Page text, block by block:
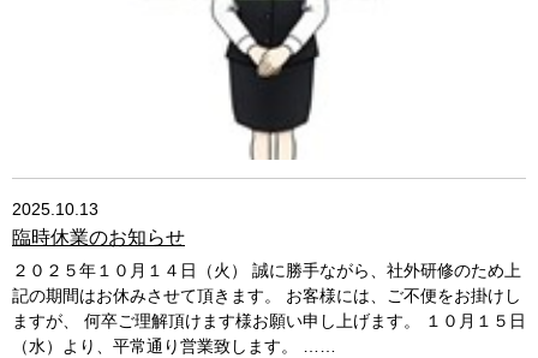
2025.10.13
臨時休業のお知らせ
２０２５年１０月１４日（火） 誠に勝手ながら、社外研修のため上
記の期間はお休みさせて頂きます。 お客様には、ご不便をお掛けし
ますが、 何卒ご理解頂けます様お願い申し上げます。 １０月１５日
（水）より、平常通り営業致します。 ……